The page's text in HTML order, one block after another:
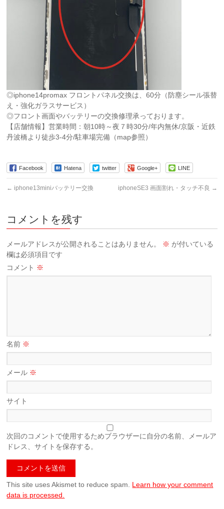
◎iphone14promax フロントパネル交換は、60分（防塵シール張替
え・強化ガラスサービス）
◎フロント画面やバッテリーの交換修理承っております。
【店舗情報】営業時間：朝10時～夜７時30分/年内無休/京阪・近鉄
丹波橋より徒歩3-4分/駐車場完備（map参照）
Facebook Hatena twitter Google+ LINE
← iphone13miniバッテリー交換 iphoneSE3 画面割れ・タッチ不良 →
コメントを残す
メールアドレスが公開されることはありません。 ※ が付いている
欄は必須項目です
コメント ※
名前 ※
メール ※
サイト
次回のコメントで使用するためブラウザーに自分の名前、メールア
ドレス、サイトを保存する。
This site uses Akismet to reduce spam. Learn how your comment
data is processed.